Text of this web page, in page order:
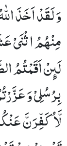
وَ لَقَدْ اَخَذَ
مِنْهُمُ اثْنَیْ
لَىٕنْ اَقَمْتُمُ
بِرُسُلِیْ وَ
لَّاُكَفِّرَنَّ